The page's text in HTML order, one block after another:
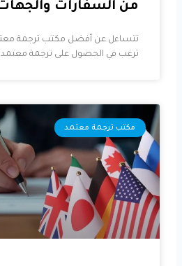
من السفارات
تتساءل عن أفضل مكتب ترجمة
ترغب في الحصول على ترجمة معتمدة
مكتب ترجمة معتمد